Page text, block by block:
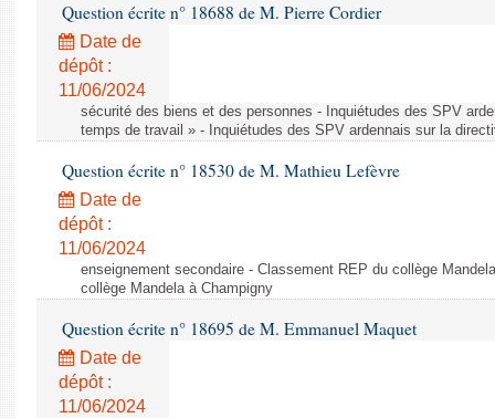
Question écrite n° 18688 de M. Pierre Cordier
Date de
dépôt :
11/06/2024
sécurité des biens et des personnes - Inquiétudes des SPV
temps de travail » - Inquiétudes des SPV ardennais sur la
Question écrite n° 18530 de M. Mathieu Lefèvre
Date de
dépôt :
11/06/2024
enseignement secondaire - Classement REP du collège
collège Mandela à Champigny
Question écrite n° 18695 de M. Emmanuel Maquet
Date de
dépôt :
11/06/2024